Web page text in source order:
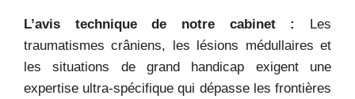
L’avis technique de notre cabinet :
Les
traumatismes crâniens, les lésions médullaires et
les situations de grand handicap exigent une
expertise ultra-spécifique qui dépasse les frontières